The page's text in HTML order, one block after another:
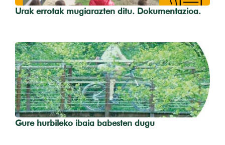
Urak errotak mugiarazten ditu. Dokumentazioa.
Gure hurbileko ibaia babesten dugu